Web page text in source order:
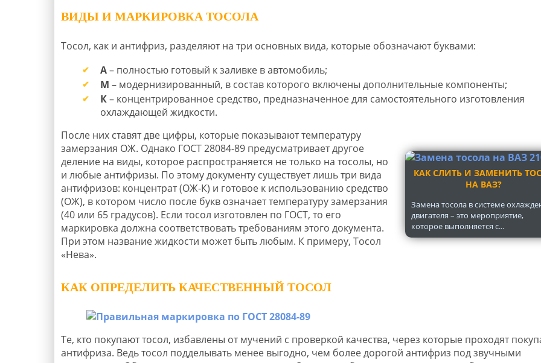
ВИДЫ И МАРКИРОВКА ТОСОЛА
Тосол, как и антифриз, разделяют на три основных вида, которые обозначают буквами:
А– полностью готовый к заливке в автомобиль;
М – модернизированный, в состав которого включены дополнительные компоненты;
К– концентрированное средство, предназначенное для самостоятельного изготовления
охлаждающей жидкости.
КАК СЛИТЬ И ЗАМЕНИТЬ
НА ВАЗ?
Замена тосола в системе
двигателя – это мероприятие,
которое выполняется с...
После них ставят две цифры, которые показывают температуру
замерзания ОЖ. Однако ГОСТ 28084-89 предусматривает другое
деление на виды, которое распространяется не только на тосолы, но
и любые антифризы. По этому документу существует лишь три вида
антифризов: концентрат (ОЖ-К) и готовое к использованию средство
(ОЖ), в котором число после букв означает температуру замерзания
(40 или 65 градусов). Если тосол изготовлен по ГОСТ, то его
маркировка должна соответствовать требованиям этого документа.
При этом название жидкости может быть любым. К примеру, Тосол
«Нева».
КАК ОПРЕДЕЛИТЬ КАЧЕСТВЕННЫЙ ТОСОЛ
Те, кто покупают тосол, избавлены от мучений с проверкой качества, через которые проходят
антифриза. Ведь тосол подделывать менее выгодно, чем более дорогой антифриз под звучными